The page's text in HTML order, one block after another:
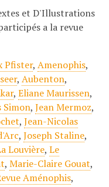
et D'Illustrations
a la revue
Pfister, Amenophis,
, Aubenton,
, Eliane Maurissen,
Simon, Jean Mermoz,
, Jean-Nicolas
, Joseph Staline,
Louvière, Le
, Marie-Claire Gouat,
Aménophis,